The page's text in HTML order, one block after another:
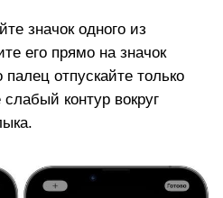
значок одного из
его прямо на значок
отпускайте только
контур вокруг